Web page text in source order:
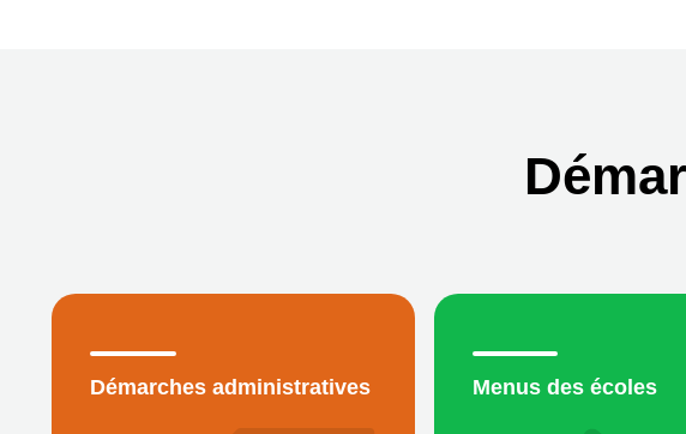
Démarches administratives Menus des écoles